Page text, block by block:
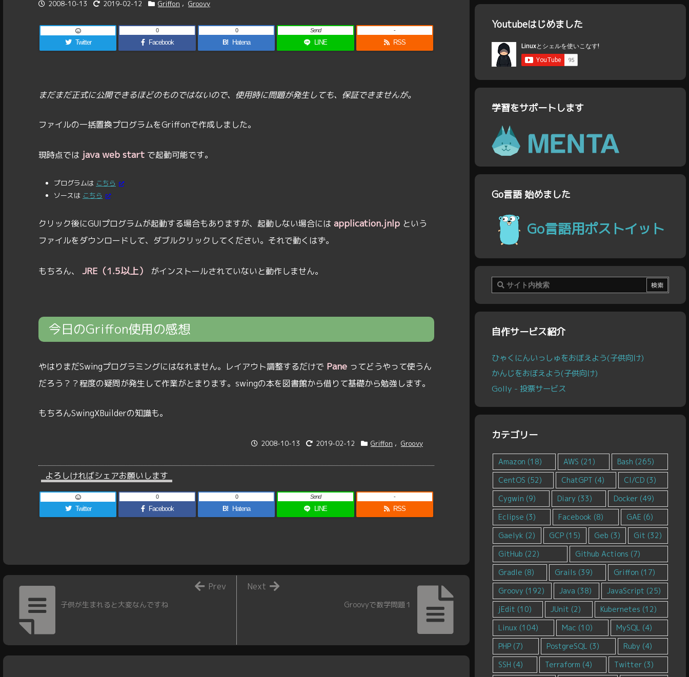
2008-10-13 2019-02-12 Griffon , Groovy
Twitter Facebook
0
B! Hatena
0
LINE
Send
RSS
-
まだまだ正式に公開できるほどのものではないので、使用時に問題が発生しても、保証できませんが。
ファイルの一括置換プログラムをGriffonで作成しました。
現時点では java web start で起動可能です。
プログラムは こちら
ソースは こちら
クリック後にGUIプログラムが起動する場合もありますが、起動しない場合には application.jnlp という
ファイルをダウンロードして、ダブルクリックしてください。それで動くはず。
もちろん、 JRE（1.5以上） がインストールされていないと動作しません。
今日のGriffon使用の感想
やはりまだSwingプログラミングにはなれません。レイアウト調整するだけで Pane ってどうやって使うん
だろう？？程度の疑問が発生して作業がとまります。swingの本を図書館から借りて基礎から勉強します。
もちろんSwingXBuilderの知識も。
2008-10-13 2019-02-12 Griffon , Groovy
よろしければシェアお願いします
Twitter Facebook
0
B! Hatena
0
LINE
Send
RSS
-
Groovyで数学問題１
Next
子供が生まれると大変なんですね
Prev
Youtubeはじめました
学習をサポートします
Go言語 始めました
Go言語用ポストイット
自作サービス紹介
ひゃくにんいっしゅをおぼえよう(子供向け)
かんじをおぼえよう(子供向け)
Golly - 投票サービス
カテゴリー
Amazon (18) AWS (21) Bash (265)
CentOS (52) ChatGPT (4) CI/CD (3)
Cygwin (9) Diary (33) Docker (49)
Eclipse (3) Facebook (8) GAE (6)
Gaelyk (2) GCP(15) Geb (3) Git (32)
GitHub (22) Github Actions (7)
Gradle (8) Grails (39) Griffon (17)
Groovy (192) Java (38) JavaScript (25)
jEdit (10) JUnit (2) Kubernetes (12)
Linux (104) Mac (10) MySQL (4)
PHP (7) PostgreSQL (3) Ruby (4)
SSH (4) Terraform (4) Twitter (3)